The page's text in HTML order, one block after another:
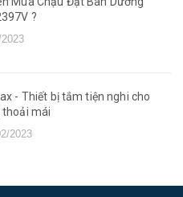
?
- Thiết bị tắm tiện nghi cho
mái
2023